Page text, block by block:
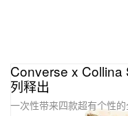
Converse x Collina
列释出
一次性带来四款超有个性的